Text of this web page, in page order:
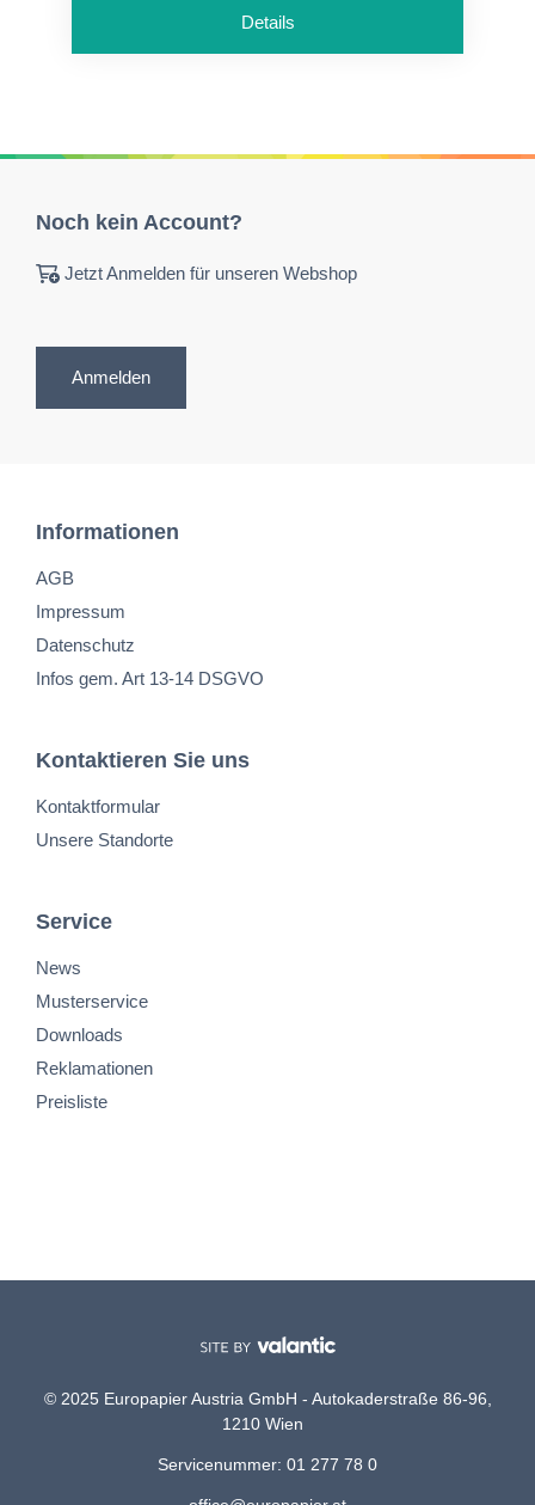
Details
Noch kein Account?
Jetzt Anmelden für unseren Webshop
Anmelden
Informationen
AGB
Impressum
Datenschutz
Infos gem. Art 13-14 DSGVO
Kontaktieren Sie uns
Kontaktformular
Unsere Standorte
Service
News
Musterservice
Downloads
Reklamationen
Preisliste
© 2025 Europapier Austria GmbH - Autokaderstraße 86-96,
1210 Wien
Servicenummer: 01 277 78 0